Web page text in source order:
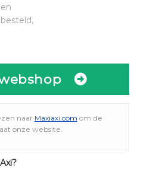
naar Maxiaxi.com om de
onze website.